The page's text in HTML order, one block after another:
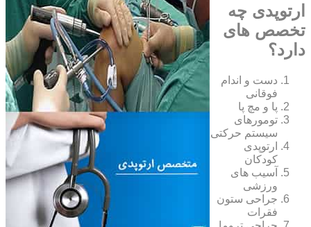
ارتوپدی چه
تخصص های
دارد؟
دست و اندام
فوقانی
پا و مچ پا
تومورهای
سیستم حرکتی
ارتوپدی
کودکان
آسیب های
ورزشی
جراحی ستون
فقرات